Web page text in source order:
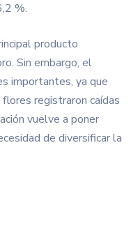
%.
producto
Sin embargo, el
importantes, ya que
registraron caídas
vuelve a poner
de diversificar la